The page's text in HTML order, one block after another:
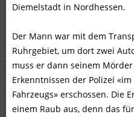
Diemelstadt in Nordhessen.
Der Mann war mit dem
Ruhrgebiet, um dort zwei
muss er dann seinem
Erkenntnissen der Polizei
Fahrzeugs» erschossen. Die
einem Raub aus, denn das